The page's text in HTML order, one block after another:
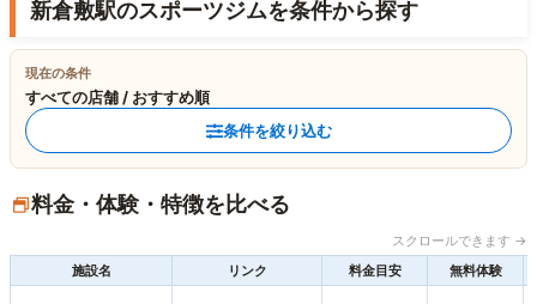
新倉敷駅のスポーツジムを条件から探す
現在の条件
すべての店舗 / おすすめ順
条件を絞り込む
料金・体験・特徴を比べる
スクロールできます →
施設名
リンク 料金目安 無料体験